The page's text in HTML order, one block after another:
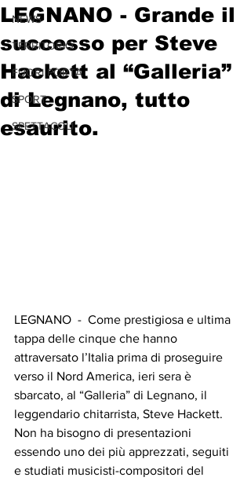
NEWS
TERRITORIO
FUORI PORTA
SPORT
SPETTACOLI
LEGNANO - Grande il
successo per Steve
Hackett al “Galleria”
di Legnano, tutto
esaurito.
LEGNANO  -  Come prestigiosa e ultima
tappa delle cinque che hanno
attraversato l’Italia prima di proseguire
verso il Nord America, ieri sera è
sbarcato, al “Galleria” di Legnano, il
leggendario chitarrista, Steve Hackett.
Non ha bisogno di presentazioni
essendo uno dei più apprezzati, seguiti
e studiati musicisti-compositori del